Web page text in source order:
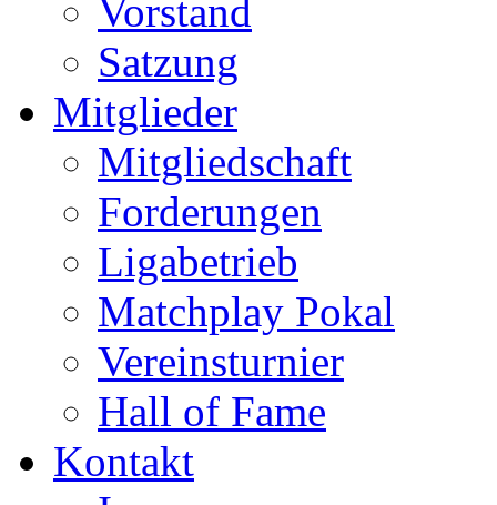
Vorstand
Satzung
Mitglieder
Mitgliedschaft
Forderungen
Ligabetrieb
Matchplay Pokal
Vereinsturnier
Hall of Fame
Kontakt